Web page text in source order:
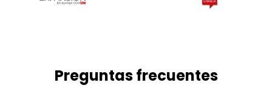
Preguntas frecuentes